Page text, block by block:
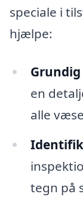
speciale i
hjælpe:
en
alle
tegn på